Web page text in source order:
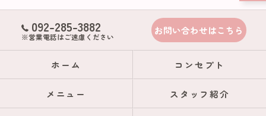
092-285-3882
※営業電話はご遠慮ください
お問い合わせはこちら
ホーム コンセプト
メニュー スタッフ紹介